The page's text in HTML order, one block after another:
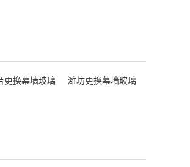
更换幕墙玻璃
潍坊更换幕墙玻璃